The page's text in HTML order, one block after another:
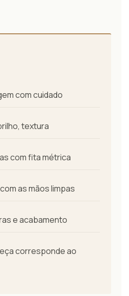
com cuidado
textura
com fita métrica
as mãos limpas
e acabamento
corresponde ao